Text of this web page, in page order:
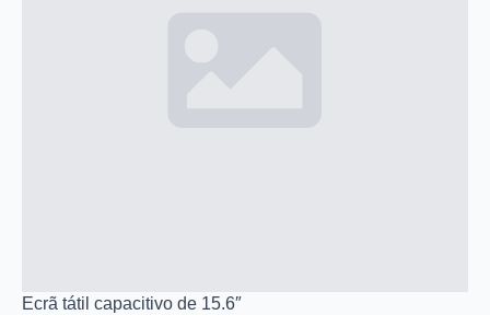
Ecrã tátil capacitivo de 15.6″